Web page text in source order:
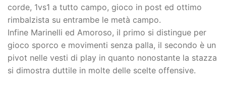
corde, 1vs1 a tutto campo, gioco in post ed ottimo
rimbalzista su entrambe le metà campo.
Infine Marinelli ed Amoroso, il primo si distingue per
gioco sporco e movimenti senza palla, il secondo è un
pivot nelle vesti di play in quanto nonostante la stazza
si dimostra duttile in molte delle scelte offensive.